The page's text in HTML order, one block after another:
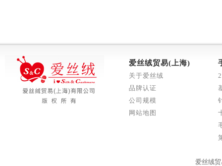
爱丝绒贸易(上海)
关于爱丝绒
品牌认证
公司规模
网站地图
爱丝绒